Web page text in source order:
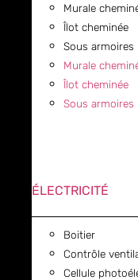
Murale
Îlot cheminée
Sous armoires
Murale
Îlot cheminée
Sous armoires
ÉLECTRICITÉ
Boitier
Contrôle
Cellule